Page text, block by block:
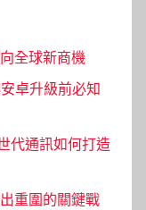
全球新商機
卓升級前必知
代通訊如何打造
重圍的關鍵戰